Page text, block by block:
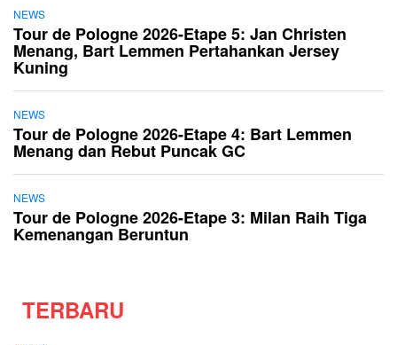
NEWS
Tour de Pologne 2026-Etape 5: Jan Christen
Menang, Bart Lemmen Pertahankan Jersey
Kuning
NEWS
Tour de Pologne 2026-Etape 4: Bart Lemmen
Menang dan Rebut Puncak GC
NEWS
Tour de Pologne 2026-Etape 3: Milan Raih Tiga
Kemenangan Beruntun
TERBARU